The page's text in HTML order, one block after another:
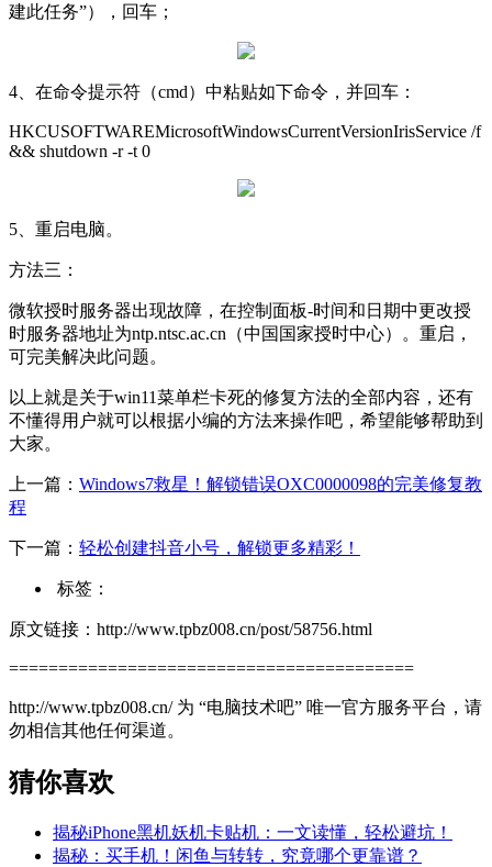
建此任务”），回车；
4、在命令提示符（cmd）中粘贴如下命令，并回车：
HKCUSOFTWAREMicrosoftWindowsCurrentVersionIrisService /f
&& shutdown -r -t 0
5、重启电脑。
方法三：
微软授时服务器出现故障，在控制面板-时间和日期中更改授
时服务器地址为ntp.ntsc.ac.cn（中国国家授时中心）。重启，
可完美解决此问题。
以上就是关于win11菜单栏卡死的修复方法的全部内容，还有
不懂得用户就可以根据小编的方法来操作吧，希望能够帮助到
大家。
上一篇： Windows7救星！解锁错误OXC0000098的完美修复教
程
下一篇： 轻松创建抖音小号，解锁更多精彩！
标签：
原文链接：http://www.tpbz008.cn/post/58756.html
=========================================
http://www.tpbz008.cn/ 为 “电脑技术吧” 唯一官方服务平台，请
勿相信其他任何渠道。
猜你喜欢
揭秘iPhone黑机妖机卡贴机：一文读懂，轻松避坑！
揭秘：买手机！闲鱼与转转，究竟哪个更靠谱？